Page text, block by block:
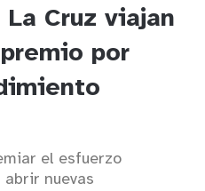
Cruz viajan
por
el esfuerzo
nuevas